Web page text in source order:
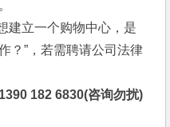
建立一个购物中心，是
？”，若需聘请公司法律
182 6830(咨询勿扰)